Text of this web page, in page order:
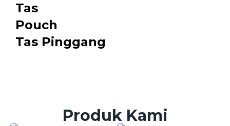
Tas
Pouch
Tas Pinggang
Produk Kami